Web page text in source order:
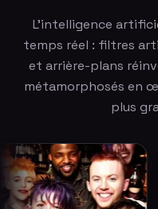
L'intelligence
temps réel : filtres
et arrière-plans
métamorphosés en
plus